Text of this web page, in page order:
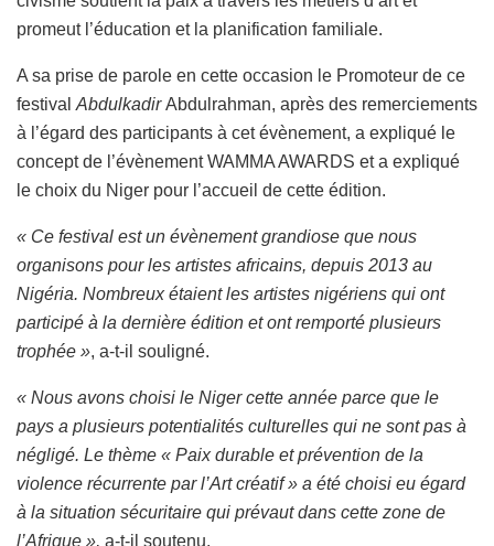
promeut l’éducation et la planification familiale.
A sa prise de parole en cette occasion le Promoteur de ce
festival AbdulkadirAbdulrahman, après des remerciements
à l’égard des participants à cet évènement, a expliqué le
concept de l’évènement WAMMA AWARDS et a expliqué
le choix du Niger pour l’accueil de cette édition.
« Ce festival est un évènement grandiose que nous
organisons pour les artistes africains, depuis 2013 au
Nigéria. Nombreux étaient les artistes nigériens qui ont
participé à la dernière édition et ont remporté plusieurs
trophée », a-t-il souligné.
« Nous avons choisi le Niger cette année parce que le
pays a plusieurs potentialités culturelles qui ne sont pas à
négligé. Le thème « Paix durable et prévention de la
violence récurrente par l’Art créatif » a été choisi eu égard
à la situation sécuritaire qui prévaut dans cette zone de
l’Afrique », a-t-il soutenu.